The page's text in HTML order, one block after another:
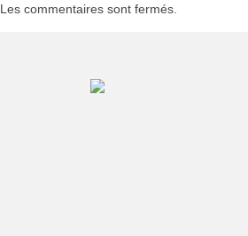
Les commentaires sont fermés.